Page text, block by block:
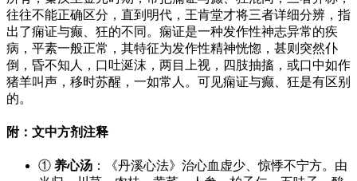
往往不能正确区分，直到明代，王肯堂才将三者详细分辨，指
出了痫证与癫、狂的不同。痫证是一种发作性神志异常的疾
病，平素一般正常，其特征为发作性精神恍惚，甚则突然仆
倒，昏不知人，口吐涎沫，两目上视，四肢抽搐，或口中如作
猪羊叫声，移时苏醒，一如常人。可见痫证与癫、狂是有区别
的。
附：文中方剂注释
① 养心汤 ：《丹溪心法》治心血虚少、惊悸不宁方。由